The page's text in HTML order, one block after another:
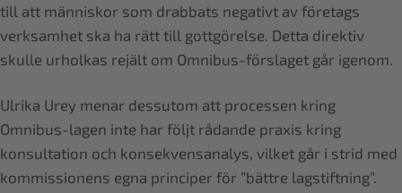
till att människor som drabbats negativt av företags
verksamhet ska ha rätt till gottgörelse. Detta direktiv
skulle urholkas rejält om Omnibus-förslaget går igenom.
Ulrika Urey menar dessutom att processen kring
Omnibus-lagen inte har följt rådande praxis kring
konsultation och konsekvensanalys, vilket går i strid med
kommissionens egna principer för ”bättre lagstiftning”.